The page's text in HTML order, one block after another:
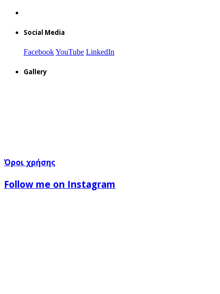
Social Media
FacebookYouTube LinkedIn
Gallery
Όροι χρήσης
Follow me on Instagram